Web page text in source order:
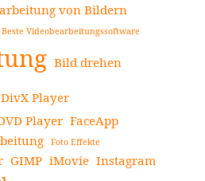
von Bildern
Beste Videobearbeitungssoftware
Bild drehen
DivX Player
Player FaceApp
Foto Effekte
GIMP iMovie Instagram